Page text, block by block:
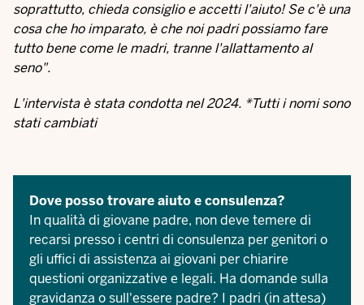
soprattutto, chieda consiglio e accetti l'aiuto! Se c'è una
cosa che ho imparato, è che noi padri possiamo fare
tutto bene come le madri, tranne l'allattamento al
seno".
L'intervista è stata condotta nel 2024. *Tutti i nomi sono
stati cambiati
Dove posso trovare aiuto e consulenza?
In qualità di giovane padre, non deve temere di
recarsi presso i centri di consulenza per genitori o
gli uffici di assistenza ai giovani per chiarire
questioni organizzative e legali. Ha domande sulla
gravidanza o sull'essere padre? I padri (in attesa)